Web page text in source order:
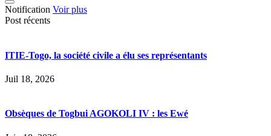
Notification Voir plus
Post récents
ITIE-Togo, la société civile a élu ses représentants
Juil 18, 2026
Obsèques de Togbui AGOKOLI IV : les Ewé